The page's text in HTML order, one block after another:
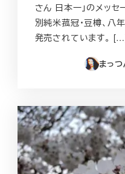
さん 日本一」のメッ
別純米菰冠・豆樽、八
発売されています。
まっつ